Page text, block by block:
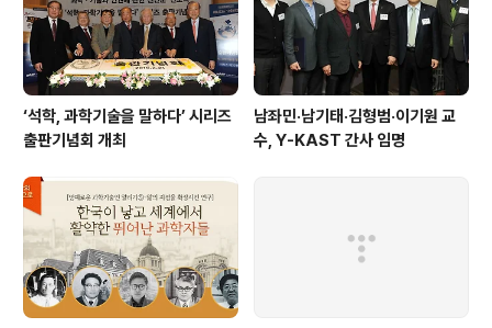
‘석학, 과학기술을 말하다’ 시리즈
출판기념회 개최
남좌민·남기태·김형범·이기원 교
수, Y-KAST 간사 임명